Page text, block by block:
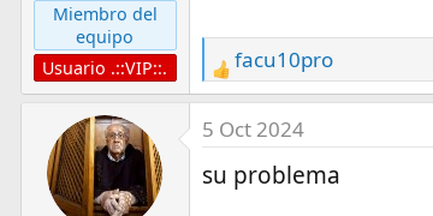
Miembro del
equipo
Usuario .::VIP::.
R
e
a
c
t
facu10pro
5 Oct 2024
su problema